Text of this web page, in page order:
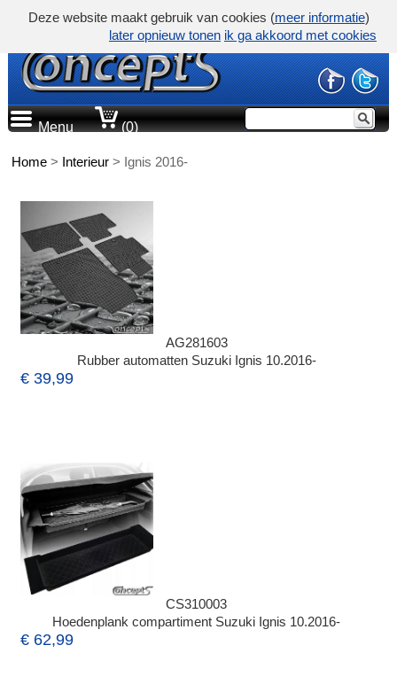
Menu (0)
Home > Interieur > Ignis 2016-
AG281603
Rubber automatten Suzuki Ignis 10.2016-
€ 39,99
CS310003
Hoedenplank compartiment Suzuki Ignis 10.2016-
€ 62,99
Deze website maakt gebruik van cookies (meer informatie)
later opnieuw tonen ik ga akkoord met cookies